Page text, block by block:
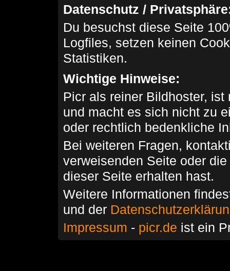
Datenschutz /
Du besuchst diese Seite
Logfiles, setzen keinen
Statistiken.
Wichtige Hinweise:
Picr als reiner Bildhoster,
und macht es sich nicht zu
oder rechtlich bedenkliche
Bei weiteren Fragen,
verweisenden Seite oder
dieser Seite erhalten hast.
Weitere Informationen
und der
Impressum - picr.de ist ein